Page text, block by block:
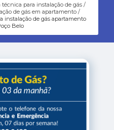
técnica para instalação de gás
de gás em apartamento
instalação de gás apartamento
Belo